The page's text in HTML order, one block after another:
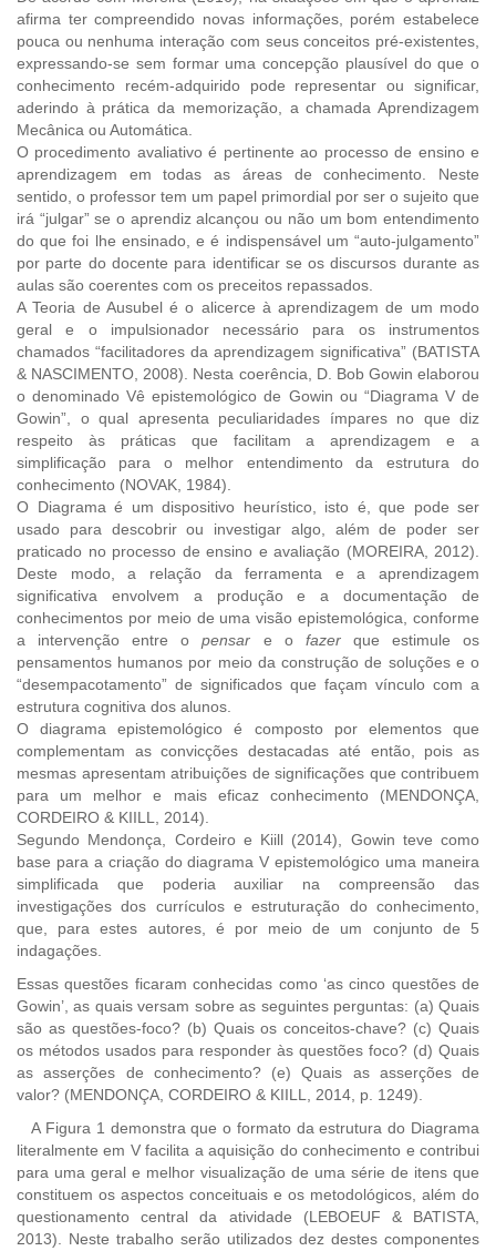
afirma ter compreendido novas informações, porém estabelece
pouca ou nenhuma interação com seus conceitos pré-existentes,
expressando-se sem formar uma concepção plausível do que o
conhecimento recém-adquirido pode representar ou significar,
aderindo à prática da memorização, a chamada Aprendizagem
Mecânica ou Automática.
O procedimento avaliativo é pertinente ao processo de ensino e
aprendizagem em todas as áreas de conhecimento. Neste
sentido, o professor tem um papel primordial por ser o sujeito que
irá “julgar” se o aprendiz alcançou ou não um bom entendimento
do que foi lhe ensinado, e é indispensável um “auto-julgamento”
por parte do docente para identificar se os discursos durante as
aulas são coerentes com os preceitos repassados.
A Teoria de Ausubel é o alicerce à aprendizagem de um modo
geral e o impulsionador necessário para os instrumentos
chamados “facilitadores da aprendizagem significativa” (BATISTA
& NASCIMENTO, 2008). Nesta coerência, D. Bob Gowin elaborou
o denominado Vê epistemológico de Gowin ou “Diagrama V de
Gowin”, o qual apresenta peculiaridades ímpares no que diz
respeito às práticas que facilitam a aprendizagem e a
simplificação para o melhor entendimento da estrutura do
conhecimento (NOVAK, 1984).
O Diagrama é um dispositivo heurístico, isto é, que pode ser
usado para descobrir ou investigar algo, além de poder ser
praticado no processo de ensino e avaliação (MOREIRA, 2012).
Deste modo, a relação da ferramenta e a aprendizagem
significativa envolvem a produção e a documentação de
conhecimentos por meio de uma visão epistemológica, conforme
a intervenção entre opensar e o fazer que estimule os
pensamentos humanos por meio da construção de soluções e o
“desempacotamento” de significados que façam vínculo com a
estrutura cognitiva dos alunos.
O diagrama epistemológico é composto por elementos que
complementam as convicções destacadas até então, pois as
mesmas apresentam atribuições de significações que contribuem
para um melhor e mais eficaz conhecimento (MENDONÇA,
CORDEIRO & KIILL, 2014).
Segundo Mendonça, Cordeiro e Kiill (2014), Gowin teve como
base para a criação do diagrama V epistemológico uma maneira
simplificada que poderia auxiliar na compreensão das
investigações dos currículos e estruturação do conhecimento,
que, para estes autores, é por meio de um conjunto de 5
indagações.
Essas questões ficaram conhecidas como ‘as cinco questões de
Gowin’, as quais versam sobre as seguintes perguntas: (a) Quais
são as questões-foco? (b) Quais os conceitos-chave? (c) Quais
os métodos usados para responder às questões foco? (d) Quais
as asserções de conhecimento? (e) Quais as asserções de
valor? (MENDONÇA, CORDEIRO & KIILL, 2014, p. 1249).
A Figura 1 demonstra que o formato da estrutura do Diagrama
literalmente em V facilita a aquisição do conhecimento e contribui
para uma geral e melhor visualização de uma série de itens que
constituem os aspectos conceituais e os metodológicos, além do
questionamento central da atividade (LEBOEUF & BATISTA,
2013). Neste trabalho serão utilizados dez destes componentes